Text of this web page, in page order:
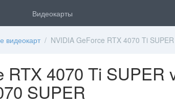
Видеокарты
видеокарт / NVIDIA GeForce RTX 4070 Ti
RTX 4070 Ti SUPER
SUPER